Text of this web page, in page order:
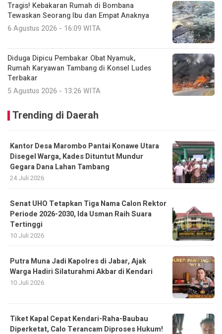
Tragis! Kebakaran Rumah di Bombana
Tewaskan Seorang Ibu dan Empat Anaknya
6 Agustus 2026 - 16:09 WITA
Diduga Dipicu Pembakar Obat Nyamuk,
Rumah Karyawan Tambang di Konsel Ludes
Terbakar
5 Agustus 2026 - 13:26 WITA
Trending di Daerah
Kantor Desa Marombo Pantai Konawe Utara
Disegel Warga, Kades Dituntut Mundur
Gegara Dana Lahan Tambang
24 Juli 2026
Senat UHO Tetapkan Tiga Nama Calon Rektor
Periode 2026-2030, Ida Usman Raih Suara
Tertinggi
10 Juli 2026
Putra Muna Jadi Kapolres di Jabar, Ajak
Warga Hadiri Silaturahmi Akbar di Kendari
10 Juli 2026
Tiket Kapal Cepat Kendari-Raha-Baubau
Diperketat, Calo Terancam Diproses Hukum!